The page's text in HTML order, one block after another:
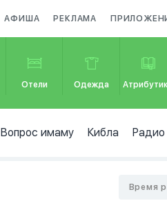
АФИША РЕКЛАМА
Отели Одежда
Вопрос имаму Кибла Радио
Время